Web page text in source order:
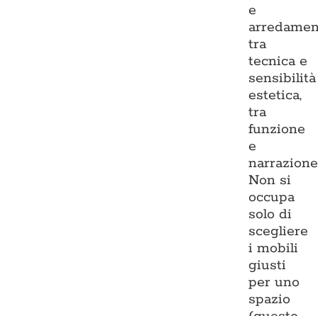
e
tra
tecnica e
sensibilità
estetica,
tra
funzione
e
Non si
occupa
solo di
scegliere
i mobili
giusti
per uno
spazio